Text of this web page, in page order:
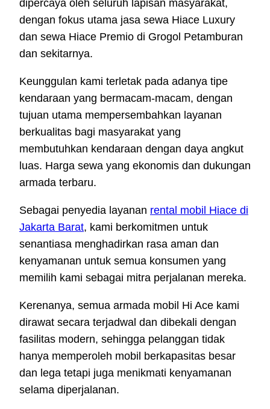
dipercaya oleh seluruh lapisan masyarakat,
dengan fokus utama jasa sewa Hiace Luxury
dan sewa Hiace Premio di Grogol Petamburan
dan sekitarnya.
Keunggulan kami terletak pada adanya tipe
kendaraan yang bermacam-macam, dengan
tujuan utama mempersembahkan layanan
berkualitas bagi masyarakat yang
membutuhkan kendaraan dengan daya angkut
luas. Harga sewa yang ekonomis dan dukungan
armada terbaru.
Sebagai penyedia layanan rental mobil Hiace di
Jakarta Barat, kami berkomitmen untuk
senantiasa menghadirkan rasa aman dan
kenyamanan untuk semua konsumen yang
memilih kami sebagai mitra perjalanan mereka.
Kerenanya, semua armada mobil Hi Ace kami
dirawat secara terjadwal dan dibekali dengan
fasilitas modern, sehingga pelanggan tidak
hanya memperoleh mobil berkapasitas besar
dan lega tetapi juga menikmati kenyamanan
selama diperjalanan.